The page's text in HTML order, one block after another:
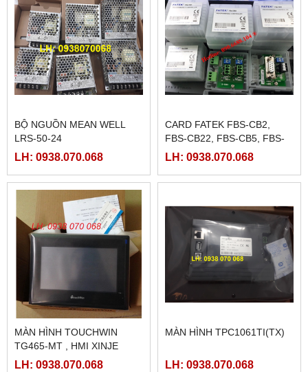
BỘ NGUỒN MEAN WELL
LRS-50-24
LH: 0938.070.068
CARD FATEK FBS-CB2,
FBS-CB22, FBS-CB5, FBS-
CB25, FBS-CB55
LH: 0938.070.068
MÀN HÌNH TOUCHWIN
TG465-MT , HMI XINJE
TG465-MT
LH: 0938.070.068
MÀN HÌNH TPC1061TI(TX)
LH: 0938.070.068